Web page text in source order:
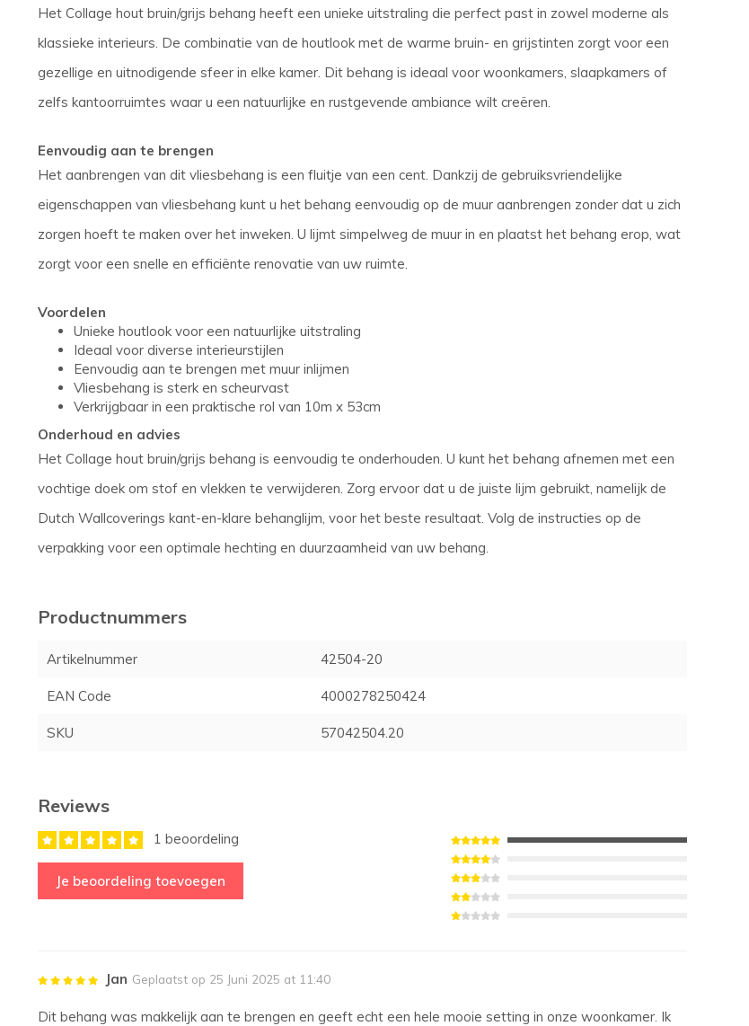
Het Collage hout bruin/grijs behang heeft een unieke uitstraling die perfect past in zowel moderne als
klassieke interieurs. De combinatie van de houtlook met de warme bruin- en grijstinten zorgt voor een
gezellige en uitnodigende sfeer in elke kamer. Dit behang is ideaal voor woonkamers, slaapkamers of
zelfs kantoorruimtes waar u een natuurlijke en rustgevende ambiance wilt creëren.
Eenvoudig aan te brengen
Het aanbrengen van dit vliesbehang is een fluitje van een cent. Dankzij de gebruiksvriendelijke
eigenschappen van vliesbehang kunt u het behang eenvoudig op de muur aanbrengen zonder dat u zich
zorgen hoeft te maken over het inweken. U lijmt simpelweg de muur in en plaatst het behang erop, wat
zorgt voor een snelle en efficiënte renovatie van uw ruimte.
Voordelen
Unieke houtlook voor een natuurlijke uitstraling
Ideaal voor diverse interieurstijlen
Eenvoudig aan te brengen met muur inlijmen
Vliesbehang is sterk en scheurvast
Verkrijgbaar in een praktische rol van 10m x 53cm
Onderhoud en advies
Het Collage hout bruin/grijs behang is eenvoudig te onderhouden. U kunt het behang afnemen met een
vochtige doek om stof en vlekken te verwijderen. Zorg ervoor dat u de juiste lijm gebruikt, namelijk de
Dutch Wallcoverings kant-en-klare behanglijm, voor het beste resultaat. Volg de instructies op de
verpakking voor een optimale hechting en duurzaamheid van uw behang.
Productnummers
Artikelnummer 42504-20
EAN Code 4000278250424
SKU 57042504.20
Reviews
1 beoordeling
Je beoordeling toevoegen
Jan Geplaatst op 25 Juni 2025 at 11:40
Dit behang was makkelijk aan te brengen en geeft echt een hele mooie setting in onze woonkamer. Ik